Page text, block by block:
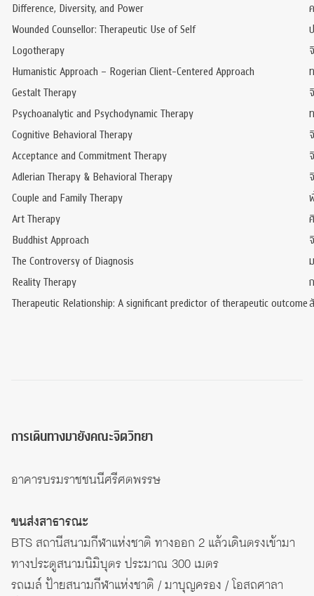
Difference, Diversity, and Power
Wounded Counsellor: Therapeutic Use of Self
Logotherapy
Humanistic Approach – Rogerian Client-Centered Approach
Gestalt Therapy
Psychoanalytic and Psychodynamic Therapy
Cognitive Behavioral Therapy
Acceptance and Commitment Therapy
Adlerian Therapy & Behavioral Therapy
Couple and Family Therapy
Art Therapy
Buddhist Approach
The Controversy of Diagnosis
Reality Therapy
Therapeutic Relationship: A significant predictor of therapeutic outcome
การเดินทางมายังคณะจิตวิทยา
อาคารบรมราชชนนีศรีศตพรรษ
ขนส่งสาธารณะ
BTS สถานีสนามกีฬาแห่งชาติ ทางออก 2 แล้วเดินตรงเข้ามา
ทางประตูสนามนิมิบุตร ประมาณ 300 เมตร
รถเมล์ ป้ายสนามกีฬาแห่งชาติ / มาบุญครอง / โอสถศาลา